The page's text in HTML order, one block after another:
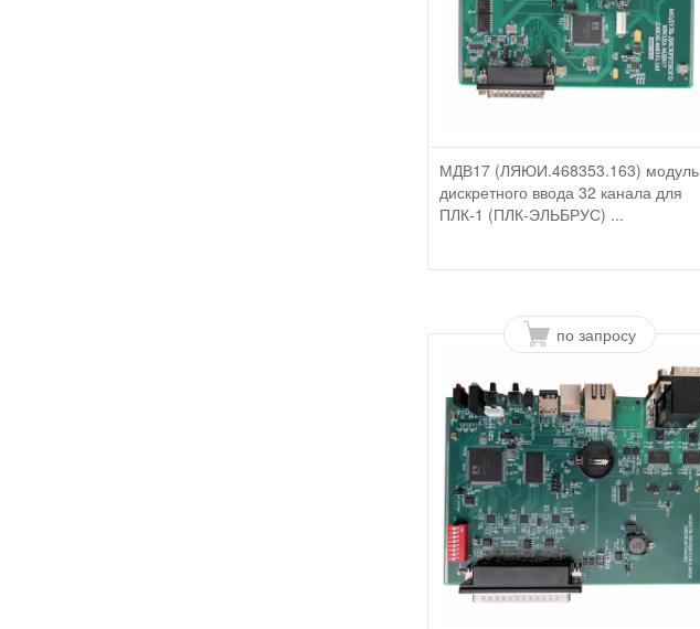
МДВ17 (ЛЯЮИ.468353.163) модуль
дискретного ввода 32 канала для
ПЛК-1 (ПЛК-ЭЛЬБРУС) ...
по запросу